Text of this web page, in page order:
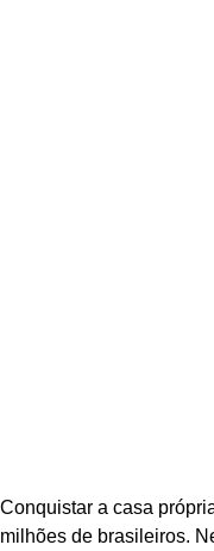
Conquistar a casa
milhões de brasileiros.